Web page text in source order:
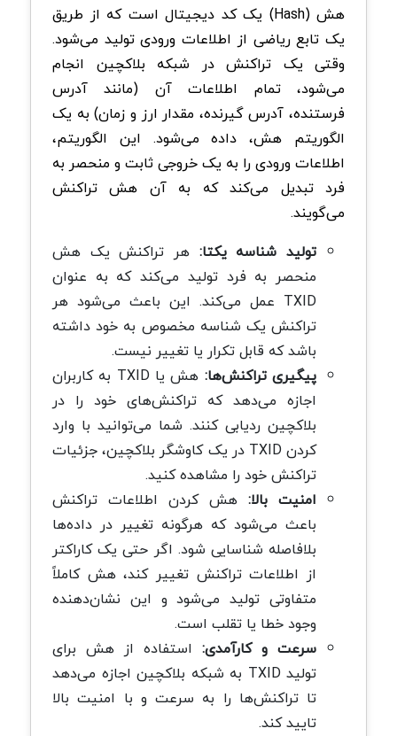
هش (Hash) یک کد دیجیتال است که از طریق
یک تابع ریاضی از اطلاعات ورودی تولید می‌شود.
وقتی یک تراکنش در شبکه بلاکچین انجام
می‌شود، تمام اطلاعات آن (مانند آدرس
فرستنده، آدرس گیرنده، مقدار ارز و زمان) به یک
الگوریتم هش، داده می‌شود. این الگوریتم،
اطلاعات ورودی را به یک خروجی ثابت و منحصر به
فرد تبدیل می‌کند که به آن هش تراکنش
می‌گویند.
تولید شناسه یکتا: هر تراکنش یک هش
منحصر به فرد تولید می‌کند که به عنوان
TXID عمل می‌کند. این باعث می‌شود هر
تراکنش یک شناسه مخصوص به خود داشته
باشد که قابل تکرار یا تغییر نیست.
پیگیری تراکنش‌ها:
هش یا TXID به کاربران
اجازه می‌دهد که تراکنش‌های خود را در
بلاکچین ردیابی کنند. شما می‌توانید با وارد
کردن TXID در یک کاوشگر بلاکچین، جزئیات
تراکنش خود را مشاهده کنید.
امنیت بالا: هش کردن اطلاعات تراکنش
باعث می‌شود که هرگونه تغییر در داده‌ها
بلافاصله شناسایی شود. اگر حتی یک کاراکتر
از اطلاعات تراکنش تغییر کند، هش کاملاً
متفاوتی تولید می‌شود و این نشان‌دهنده
وجود خطا یا تقلب است.
سرعت و کارآمدی: استفاده از هش برای
تولید TXID به شبکه بلاکچین اجازه می‌دهد
تا تراکنش‌ها را به سرعت و با امنیت بالا
تایید کند.